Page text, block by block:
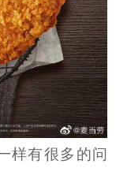
样有很多的问